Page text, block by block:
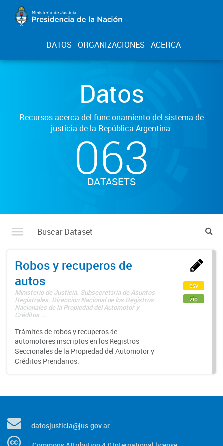
DATOS ORGANIZACIONES ACERCA
Datos
Recursos acerca del funcionamiento del sistema de
justicia de la República Argentina.
063
DATASETS
Robos y recuperos de
autos
Ministerio de Justicia. Subsecretaría de Asuntos
Registrales. Dirección Nacional de los Registros
Nacionales de la Propiedad del Automotor y
Créditos ...
Trámites de robos y recuperos de
automotores inscriptos en los Registros
Seccionales de la Propiedad del Automotor y
Créditos Prendarios.
csv
zip
datosjusticia@jus.gov.ar